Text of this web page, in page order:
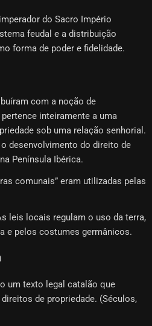
do Sacro Império
feudal e a distribuição
forma de poder e fidelidade.
com a noção de
inteiramente a uma
sob uma relação senhorial.
desenvolvimento do direito de
Península Ibérica.
comunais” eram utilizadas pelas
leis locais regulam o uso da terra,
e pelos costumes germânicos.
um texto legal catalão que
de propriedade. (Séculos,